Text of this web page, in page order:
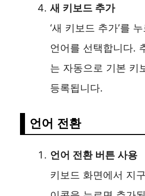
새 키보드 추가
‘새 키보드 추가’를
언어를 선택합니다.
는 자동으로 기본 키
등록됩니다.
언어 전환
언어 전환 버튼 사용
키보드 화면에서 지